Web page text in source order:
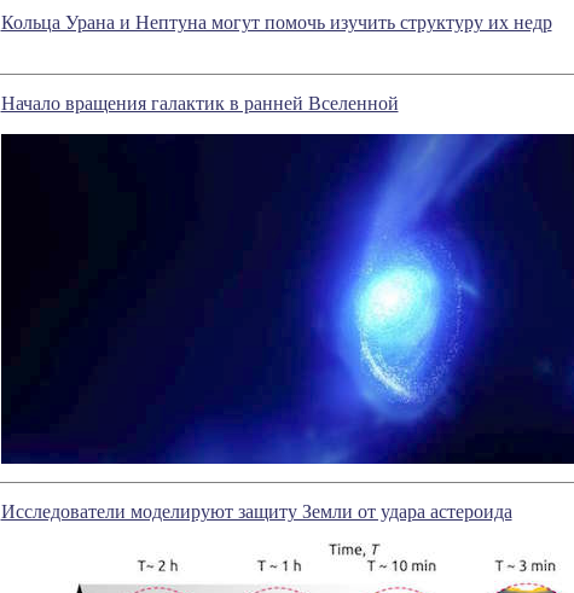
Кольца Урана и Нептуна могут помочь изучить структуру их недр
Начало вращения галактик в ранней Вселенной
Исследователи моделируют защиту Земли от удара астероида